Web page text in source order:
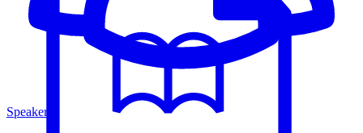
Speakers